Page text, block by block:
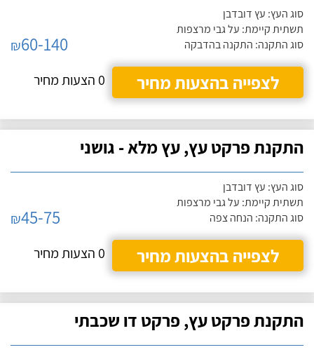
סוג העץ: עץ דובדבן
תשתית קיימת: על גבי מרצפות
סוג התקנה: התקנה בהדבקה
₪60-140
לצפייה בהצעות מחיר
0 הצעות מחיר
התקנת פרקט עץ, עץ מלא - גושני
סוג העץ: עץ דובדבן
תשתית קיימת: על גבי מרצפות
סוג התקנה: הנחה צפה
₪45-75
לצפייה בהצעות מחיר
0 הצעות מחיר
התקנת פרקט עץ, פרקט דו שכבתי